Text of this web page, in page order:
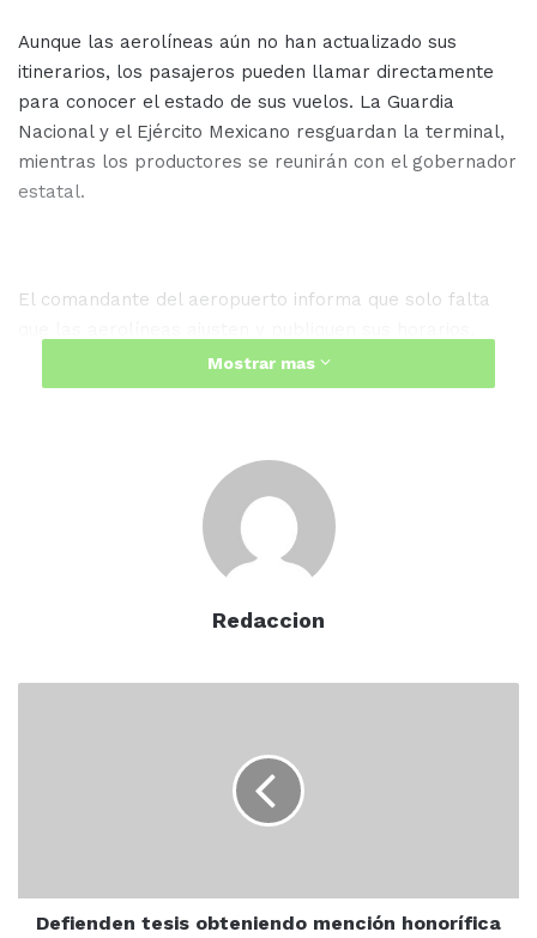
Aunque las aerolíneas aún no han actualizado sus
itinerarios, los pasajeros pueden llamar directamente
para conocer el estado de sus vuelos. La Guardia
Nacional y el Ejército Mexicano resguardan la terminal,
mientras los productores se reunirán con el gobernador
estatal.
El comandante del aeropuerto informa que solo falta
Tras más de 40 horas de toma, los productores
liberaron el plantón, brindando alivio a los pasajeros.
Mostrar mas
Redaccion
Defienden tesis obteniendo mención honorífica